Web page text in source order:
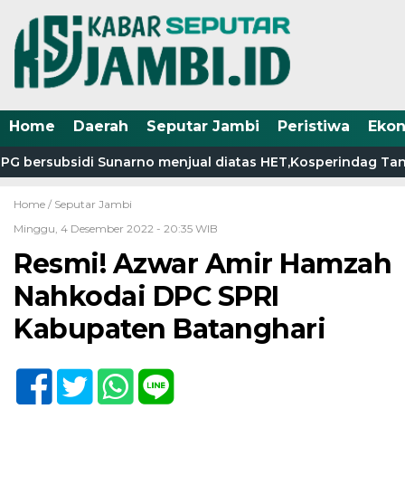
Home Daerah Seputar Jambi Peristiwa
bersubsidi Sunarno menjual diatas HET,Kosperindag
Home / Seputar Jambi
Minggu, 4 Desember 2022 - 20:35 WIB
Resmi! Azwar Amir Hamzah
Nahkodai DPC SPRI
Kabupaten Batanghari